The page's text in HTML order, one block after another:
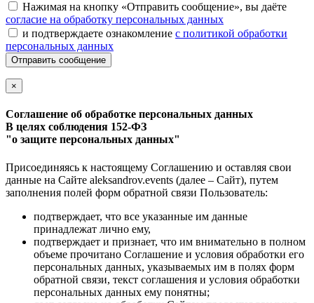
Нажимая на кнопку «Отправить сообщение», вы даёте
согласие на обработку персональных данных
и подтверждаете ознакомление с политикой обработки
персональных данных
Отправить сообщение
×
Соглашение об обработке персональных данных
В целях соблюдения 152-ФЗ
"о защите персональных данных"
Присоединяясь к настоящему Соглашению и оставляя свои
данные на Сайте aleksandrov.events (далее – Сайт), путем
заполнения полей форм обратной связи Пользователь:
подтверждает, что все указанные им данные
принадлежат лично ему,
подтверждает и признает, что им внимательно в полном
объеме прочитано Соглашение и условия обработки его
персональных данных, указываемых им в полях форм
обратной связи, текст соглашения и условия обработки
персональных данных ему понятны;